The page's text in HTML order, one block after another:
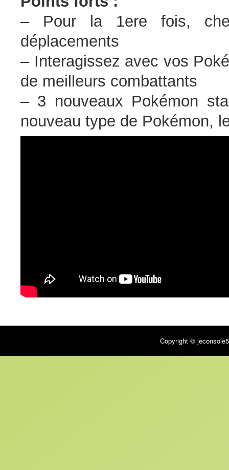
– Pour la 1ere fois,
déplacements
– Interagissez avec vos
de meilleurs combattants
– 3 nouveaux Pokémon
nouveau type de Pokémon,
Copyright ©